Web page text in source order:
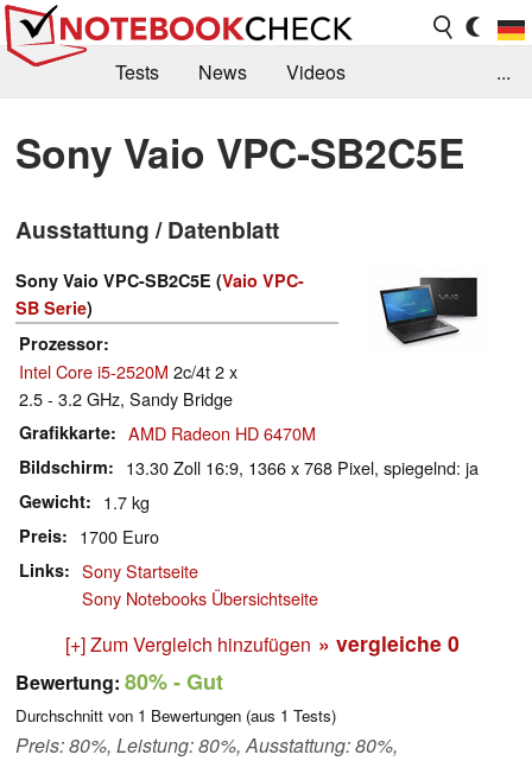
Tests News
Videos
Kaufberatung
Deals Suche
Jobs
Forum
...
Sony Vaio VPC-SB2C5E
Ausstattung / Datenblatt
Sony Vaio VPC-SB2C5E (Vaio VPC-
SB Serie)
Prozessor
Intel Core i5-2520M 2c/4t 2 x
2.5 - 3.2 GHz, Sandy Bridge
Grafikkarte AMD Radeon HD 6470M
Bildschirm 13.30 Zoll 16:9, 1366 x 768 Pixel, spiegelnd: ja
Gewicht 1.7 kg
Preis 1700 Euro
Links
Sony Startseite
Sony Notebooks Übersichtseite
[+] Zum Vergleich hinzufügen » vergleiche 0
Bewertung: 80%- Gut
Durchschnitt von 1 Bewertungen (aus 1 Tests)
Preis: 80%, Leistung: 80%, Ausstattung: 80%,